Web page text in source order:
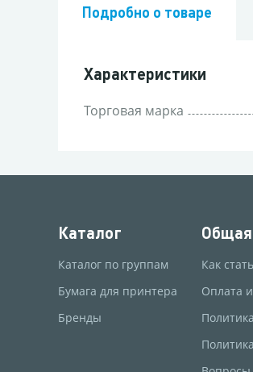
Подробно о товаре
Характеристики
Торговая марка
Каталог
Каталог по группам
Бумага для принтера
Бренды
Как
Оплата